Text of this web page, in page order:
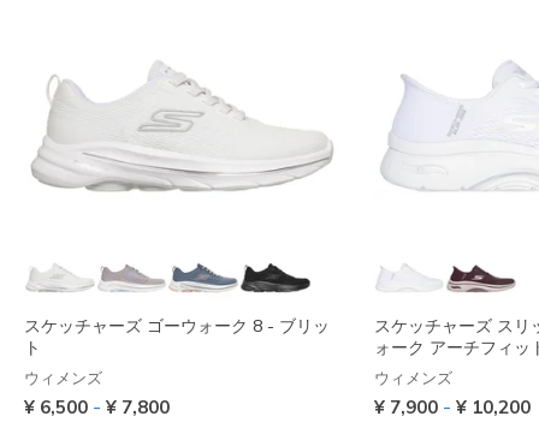
スケッチャーズ ゴーウォーク 8 - ブリッ
ト
ウィメンズ
¥ 6,500 - ¥ 7,800
スケッチャーズ スリ
ォーク アーチフィッ
ウィメンズ
¥ 7,900 - ¥ 10,200